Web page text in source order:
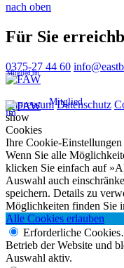
nach oben
Für Sie
0375-27 44 60
Mitglied im
Mitglied
im
Impressum Datenschutz
show
Cookies
Ihre Cookie-Einstellungen
Wenn Sie alle
klicken Sie einfach auf
Auswahl auch
speichern. Details zu
Möglichkeiten finden Sie
Alle Cookies erlauben
Erforderliche
Betrieb der Website und
Auswahl aktiv.